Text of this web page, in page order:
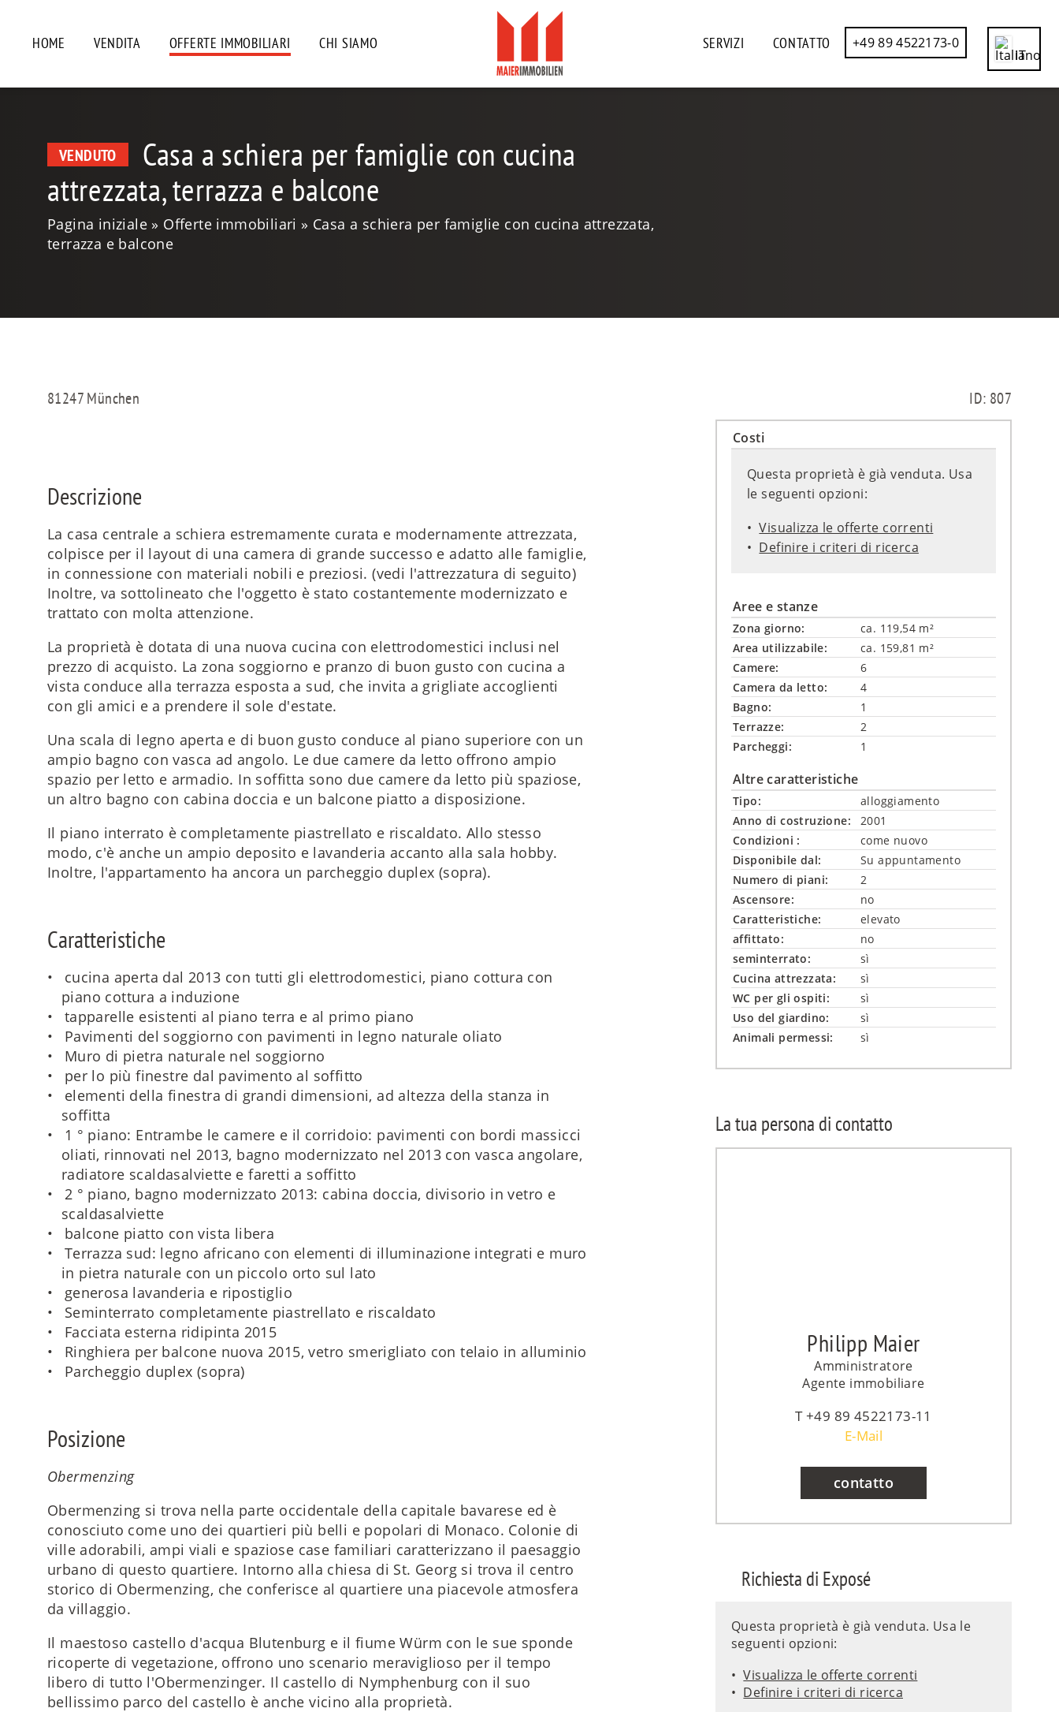
IT
HOME VENDITA OFFERTE IMMOBILIARI CHI SIAMO SERVIZI CONTATTO +49 89 4522173-0
VENDUTO
Casa a schiera per famiglie con cucina
attrezzata, terrazza e balcone
Pagina iniziale Offerte immobiliari
Casa a schiera per famiglie con cucina attrezzata,
terrazza e balcone
81247 München ID: 807
Descrizione
La casa centrale a schiera estremamente curata e modernamente attrezzata,
colpisce per il layout di una camera di grande successo e adatto alle famiglie,
in connessione con materiali nobili e preziosi. (vedi l'attrezzatura di seguito)
Inoltre, va sottolineato che l'oggetto è stato costantemente modernizzato e
trattato con molta attenzione.
La proprietà è dotata di una nuova cucina con elettrodomestici inclusi nel
prezzo di acquisto. La zona soggiorno e pranzo di buon gusto con cucina a
vista conduce alla terrazza esposta a sud, che invita a grigliate accoglienti
con gli amici e a prendere il sole d'estate.
Una scala di legno aperta e di buon gusto conduce al piano superiore con un
ampio bagno con vasca ad angolo. Le due camere da letto offrono ampio
spazio per letto e armadio. In soffitta sono due camere da letto più spaziose,
un altro bagno con cabina doccia e un balcone piatto a disposizione.
Il piano interrato è completamente piastrellato e riscaldato. Allo stesso
modo, c'è anche un ampio deposito e lavanderia accanto alla sala hobby.
Inoltre, l'appartamento ha ancora un parcheggio duplex (sopra).
Caratteristiche
cucina aperta dal 2013 con tutti gli elettrodomestici, piano cottura con
piano cottura a induzione
tapparelle esistenti al piano terra e al primo piano
Pavimenti del soggiorno con pavimenti in legno naturale oliato
Muro di pietra naturale nel soggiorno
per lo più finestre dal pavimento al soffitto
elementi della finestra di grandi dimensioni, ad altezza della stanza in
soffitta
1 ° piano: Entrambe le camere e il corridoio: pavimenti con bordi massicci
oliati, rinnovati nel 2013, bagno modernizzato nel 2013 con vasca angolare,
radiatore scaldasalviette e faretti a soffitto
2 ° piano, bagno modernizzato 2013: cabina doccia, divisorio in vetro e
scaldasalviette
balcone piatto con vista libera
Terrazza sud: legno africano con elementi di illuminazione integrati e muro
in pietra naturale con un piccolo orto sul lato
generosa lavanderia e ripostiglio
Seminterrato completamente piastrellato e riscaldato
Facciata esterna ridipinta 2015
Ringhiera per balcone nuova 2015, vetro smerigliato con telaio in alluminio
Parcheggio duplex (sopra)
Posizione
Obermenzing
Obermenzing si trova nella parte occidentale della capitale bavarese ed è
conosciuto come uno dei quartieri più belli e popolari di Monaco. Colonie di
ville adorabili, ampi viali e spaziose case familiari caratterizzano il paesaggio
urbano di questo quartiere. Intorno alla chiesa di St. Georg si trova il centro
storico di Obermenzing, che conferisce al quartiere una piacevole atmosfera
da villaggio.
Il maestoso castello d'acqua Blutenburg e il fiume Würm con le sue sponde
ricoperte di vegetazione, offrono uno scenario meraviglioso per il tempo
libero di tutto l'Obermenzinger. Il castello di Nymphenburg con il suo
bellissimo parco del castello è anche vicino alla proprietà.
Costi
Questa proprietà è già venduta. Usa
le seguenti opzioni:
Visualizza le offerte correnti
Definire i criteri di ricerca
Aree e stanze
Zona giorno:
ca. 119,54 m²
Area utilizzabile:
ca. 159,81 m²
Camere:
6
Camera da letto:
4
Bagno:
1
Terrazze:
2
Parcheggi:
1
Altre caratteristiche
Tipo:
alloggiamento
Anno di costruzione:
2001
Condizioni :
come nuovo
Disponibile dal:
Su appuntamento
Numero di piani:
2
Ascensore:
no
Caratteristiche:
elevato
affittato:
no
seminterrato:
sì
Cucina attrezzata:
sì
WC per gli ospiti:
sì
Uso del giardino:
sì
Animali permessi:
sì
La tua persona di contatto
Philipp Maier
Amministratore
Agente immobiliare
+49 89 4522173-11
E-Mail
contatto
Richiesta di Exposé
Questa proprietà è già venduta. Usa le
seguenti opzioni:
Visualizza le offerte correnti
Definire i criteri di ricerca